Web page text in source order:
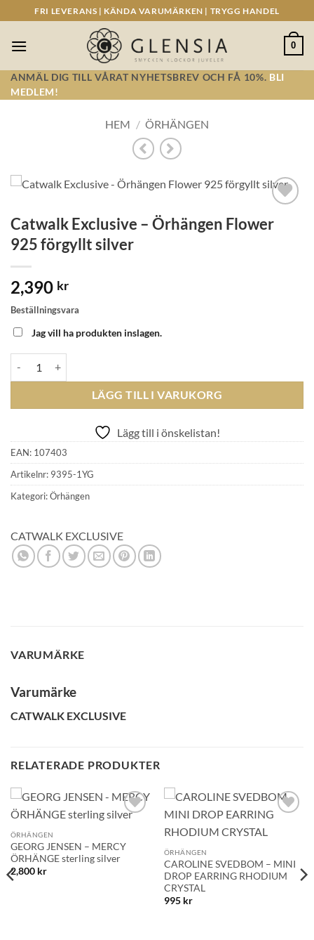
to
content
FRI LEVERANS | KÄNDA VARUMÄRKEN | TRYGG HANDEL
0
ANMÄL DIG TILL VÅRAT NYHETSBREV OCH FÅ 10%. BLI
MEDLEM!
HEM / ÖRHÄNGEN
önskelistan!
Catwalk Exclusive – Örhängen Flower
925 förgyllt silver
2,390 kr
Beställningsvara
Jag vill ha produkten inslagen.
LÄGG TILL I VARUKORG
Lägg till i önskelistan!
EAN: 107403
Artikelnr: 9395-1YG
Kategori:Örhängen
CATWALK EXCLUSIVE
VARUMÄRKE
Varumärke
CATWALK EXCLUSIVE
RELATERADE PRODUKTER
ÖRHÄNGEN
GEORG JENSEN – MERCY
ÖRHÄNGE sterling silver
2,800 kr
önskelistan!
ÖRHÄNGEN
CAROLINE SVEDBOM – MINI
DROP EARRING RHODIUM
CRYSTAL
995 kr